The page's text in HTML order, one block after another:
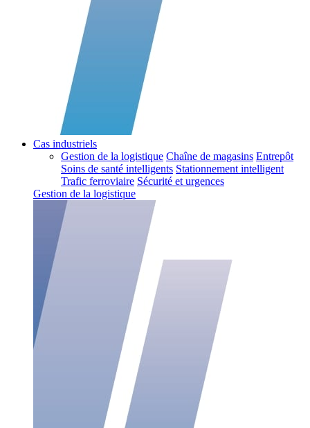
Cas industriels
Gestion de la logistique Chaîne de magasins Entrepôt
Soins de santé intelligents Stationnement intelligent
Trafic ferroviaire Sécurité et urgences
Gestion de la logistique